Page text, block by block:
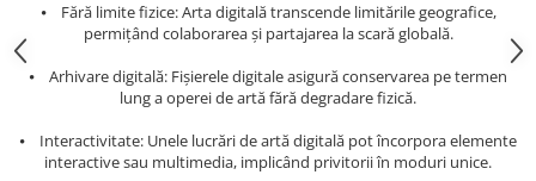
⦁ Fără limite fizice: Arta digitală transcende limitările geografice,
permițând colaborarea și partajarea la scară globală.
⦁ Arhivare digitală: Fișierele digitale asigură conservarea pe termen
lung a operei de artă fără degradare fizică.
⦁ Interactivitate: Unele lucrări de artă digitală pot încorpora elemente
interactive sau multimedia, implicând privitorii în moduri unice.